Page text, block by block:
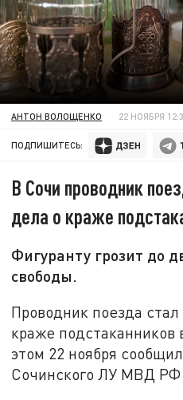
АНТОН ВОЛОЩЕНКО 22 НОЯБРЯ
ПОДПИШИТЕСЬ:
В Сочи проводник
дела о краже
Фигуранту грозит до
свободы.
Проводник поезда
краже подстаканников
этом 22 ноября
Сочинского ЛУ МВД РФ